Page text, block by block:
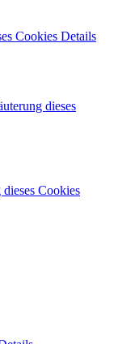
Cookies Details
dieses
Cookies